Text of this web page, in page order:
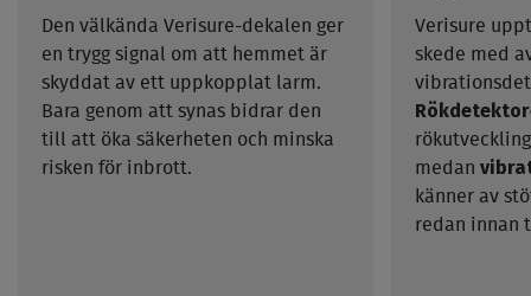
Den välkända Verisure-dekalen ger
en trygg signal om att hemmet är
skyddat av ett uppkopplat larm.
Bara genom att synas bidrar den
till att öka säkerheten och minska
risken för inbrott.
Verisure
skede med
medan
känner av
redan innan